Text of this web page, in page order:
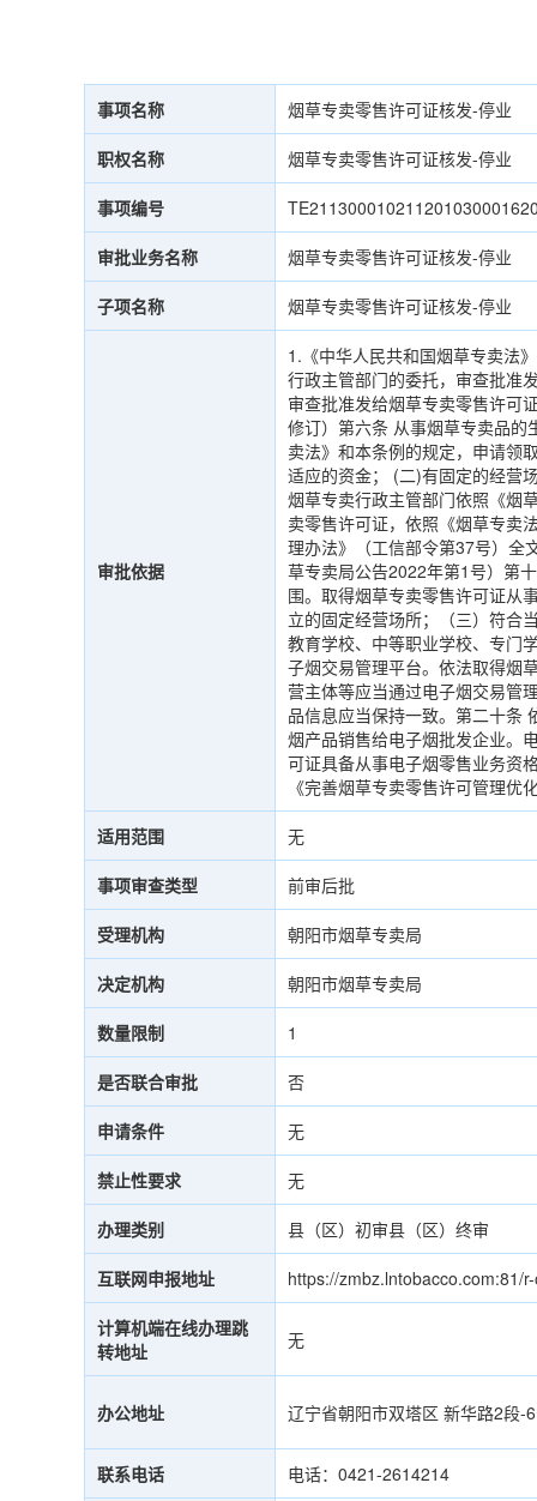
事项名称 烟草专卖零售许可证核发-停业
职权名称 烟草专卖零售许可证核发-停业
事项编号
审批业务名称 烟草专卖零售许可证核发-停业
子项名称 烟草专卖零售许可证核发-停业
审批依据
1.《中华人民共和国烟草专卖法
行政主管部门的委托，审查批准
审查批准发给烟草专卖零售许可
修订）第六条 从事烟草专卖品的
卖法》和本条例的规定，申请领
适应的资金； (二)有固定的经营
烟草专卖行政主管部门依照《烟
卖零售许可证，依照《烟草专卖
理办法》（工信部令第37号）全
草专卖局公告2022年第1号）第
围。取得烟草专卖零售许可证从
立的固定经营场所；（三）符合
教育学校、中等职业学校、专门
子烟交易管理平台。依法取得烟
营主体等应当通过电子烟交易管
品信息应当保持一致。第二十条
烟产品销售给电子烟批发企业。
可证具备从事电子烟零售业务资
《完善烟草专卖零售许可管理
适用范围 无
事项审查类型 前审后批
受理机构 朝阳市烟草专卖局
决定机构 朝阳市烟草专卖局
数量限制 1
是否联合审批 否
申请条件 无
禁止性要求 无
办理类别 县（区）初审县（区）终审
互联网申报地址 https://zmbz.lntobacco.com:81/
计算机端在线办理跳
转地址
无
办公地址 辽宁省朝阳市双塔区 新华路2段-
联系电话 电话：0421-2614214